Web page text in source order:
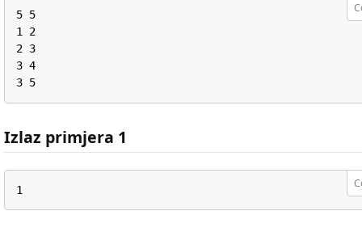
5 5
1 2
2 3
3 4
3 5
Izlaz primjera 1
1